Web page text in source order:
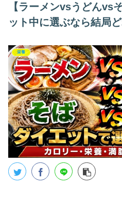
【ラーメンvsうどんvs
ット中に選ぶなら結局
栄養